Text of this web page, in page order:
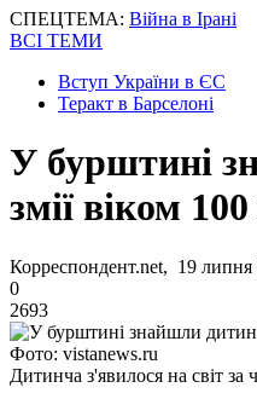
СПЕЦТЕМА: Війна в Ірані
ВСІ ТЕМИ
Вступ України в ЄС
Теракт в Барселоні
У бурштині
змії віком
Корреспондент.net, 19 липня
0
2693
Фото: vistanews.ru
Дитинча з'явилося на світ за